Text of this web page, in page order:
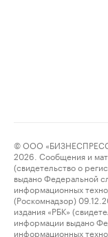
© ООО
2026. Сообщения и
(свидетельство о
выдано Федеральной
информационных
(Роскомнадзор)
издания «РБК»
информации выдано
информационных